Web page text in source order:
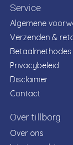
Service
Algemene
Verzenden &
Betaalmethodes
Privacybeleid
Disclaimer
Contact
Over tillborg
Over ons